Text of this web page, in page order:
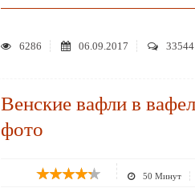
6286 06.09.2017 33544
Венские вафли в
фото
50 Минут